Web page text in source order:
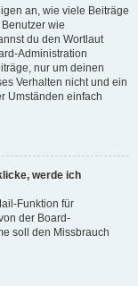
an, wie viele Beiträge
wie
du den Wortlaut
Administration
nur um deinen
Verhalten nicht und ein
Umständen einfach
werde ich
Funktion für
der Board-
soll den Missbrauch